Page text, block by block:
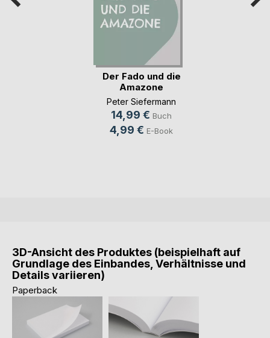
Der Fado und die
Amazone
Peter Siefermann
14,99 € Buch
4,99 € E-Book
3D-Ansicht des Produktes (beispielhaft auf
Grundlage des Einbandes, Verhältnisse und
Details variieren)
Paperback